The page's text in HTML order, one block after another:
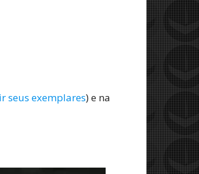
seus exemplares) e na